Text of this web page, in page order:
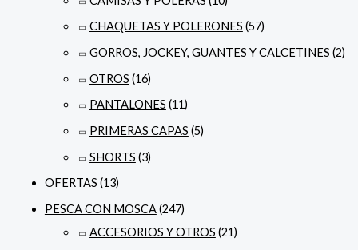
CHAQUETAS Y POLERONES (57)
GORROS, JOCKEY, GUANTES Y CALCETINES (2)
OTROS (16)
PANTALONES (11)
PRIMERAS CAPAS (5)
SHORTS (3)
OFERTAS (13)
PESCA CON MOSCA(247)
ACCESORIOS Y OTROS (21)